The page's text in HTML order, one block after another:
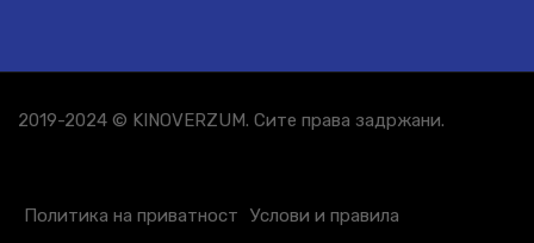
2019-2024 © KINOVERZUM. Сите права задржани.
Политика на приватност Услови и правила